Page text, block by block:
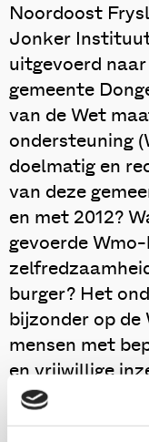
Noordoost
Jonker
uitgevoerd
gemeente
van de Wet
ondersteuning
doelmatig en
van deze
en met 2012?
gevoerde
burger? Het
bijzonder op
mensen met
en vrijwillige